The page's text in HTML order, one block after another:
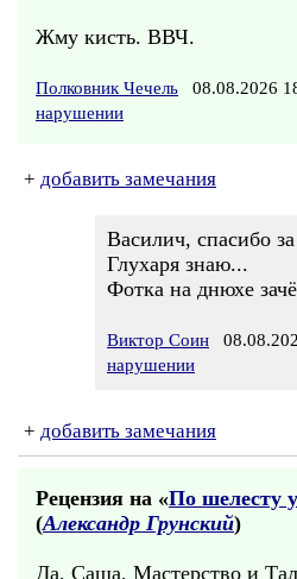
Жму кисть. ВВЧ.
Полковник Чечель 08.08.2026
нарушении
+ добавить замечания
Василич, спасибо
Глухаря знаю...
Фотка на днюхе
Виктор Соин
нарушении
+ добавить замечания
Рецензия на «По шелесту
(Александр Грунский)
Да, Саша, Мастерство и